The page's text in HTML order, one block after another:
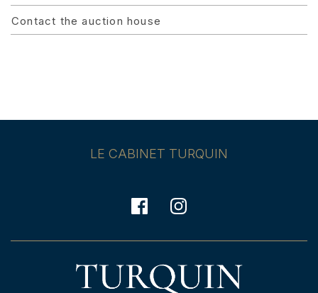
Contact the auction house
LE CABINET TURQUIN